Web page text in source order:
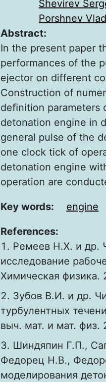
Shevirev
Porshnev
Abstract:
In the present paper
performances of the
ejector on different
Construction of
deﬁnition parameters
detonation engine in
general pulse of the
one clock tick of
detonation engine
operation are
Key words: engine
References:
Ремеев Н.Х. и др.
исследование
Химическая
Зубов В.И. и др.
турбулентных
выч. мат. и мат. физ.
Шиндяпин Г.П.,
Федорец Н.В.,
моделирования